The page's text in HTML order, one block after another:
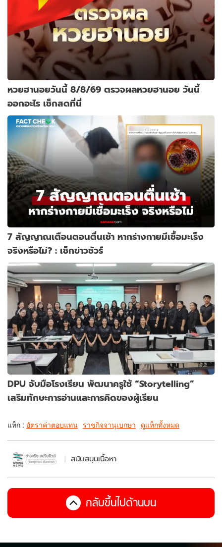
หวยฮานอยวันนี้ 8/8/69 ตรวจผลหวยฮานอย วันนี้
ออกอะไร เช็กสดที่นี่
7 สัญญาณเตือนตอนตื่นเช้า หากร่างกายมีเชื้อมะเร็ง
จริงหรือไม่? : เช็กข่าวชัวร์
DPU จับมือโรงเรียน พัฒนาครูใช้ “Storytelling”
เสริมทักษะการอ่านและการคิดของผู้เรียน
แท็ก : อัตราค่าตอบแทน ราชกิจจานุเบกษา ดูแท็กทั้งหมด
สนับสนุนเนื้อหา
กลับขึ้นไปด้านบน